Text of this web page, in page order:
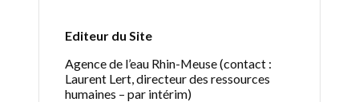
Editeur du Site
Agence de l’eau Rhin-Meuse (contact :
Laurent Lert, directeur des ressources
humaines – par intérim)